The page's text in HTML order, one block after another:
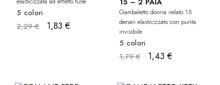
5 colori
2,29 €
1,83 €
Gambaletto donna velato 15
denari elasticizzato con punta
invisibile.
5 colori
1,79 €
1,43 €